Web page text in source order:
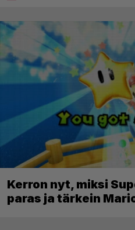
Kerron nyt, miksi
paras ja tärkein